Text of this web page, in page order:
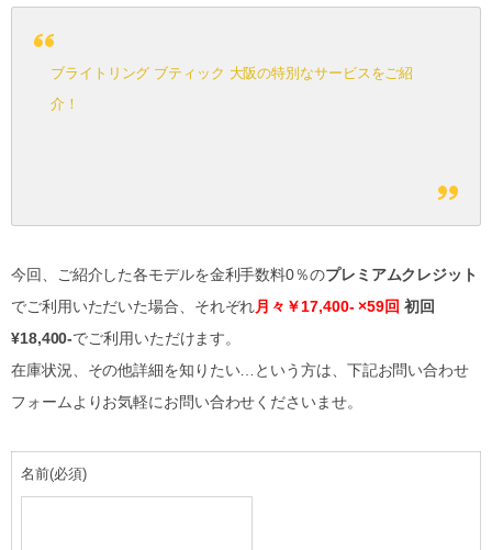
ブライトリング ブティック 大阪の特別なサービスをご紹
介！
今回、ご紹介した各モデルを金利手数料0％のプレミアムクレジット
でご利用いただいた場合、それぞれ月々￥17,400- ×59回 初回
¥18,400-でご利用いただけます。
在庫状況、その他詳細を知りたい…という方は、下記お問い合わせ
フォームよりお気軽にお問い合わせくださいませ。
名前(必須)